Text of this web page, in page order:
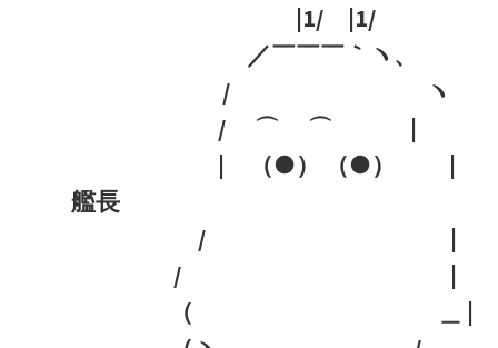
|1/ |1/
／￣￣￣｀ヽ、
/ ヽ
/ ⌒ ⌒ |
| （●） （●） |
艦長
/ |
/ |
（ ＿ |